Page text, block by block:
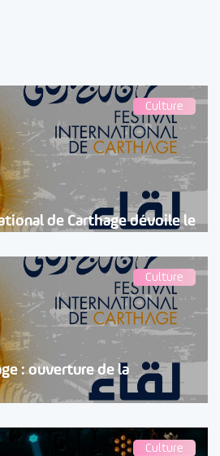
Culture
de Carthage dévoile le
Culture
: ouverture de la
Culture